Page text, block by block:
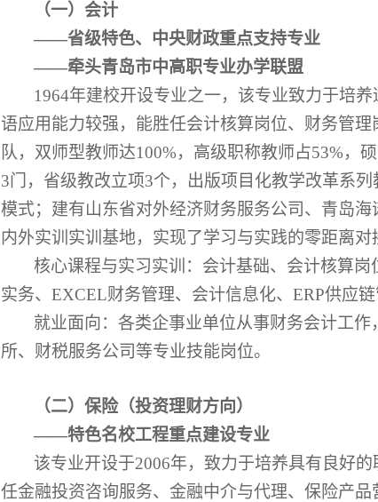
（一）会计
――省级特色、中央财政重点支持专业
――牵头青岛市中高职专业办学联盟
1964年建校开设专业之一，该专业致力于培
语应用能力较强，能胜任会计核算岗位、财务管
队，双师型教师达100%，高级职称教师占53%，
3门，省级教改立项3个，出版项目化教学改革系
模式；建有山东省对外经济财务服务公司、青岛
内外实训实训基地，实现了学习与实践的零距离对
核心课程与实习实训：会计基础、会计核算
实务、 EXCEL财务管理、会计信息化、ERP供应
就业面向： 各类企事业单位从事财务会计工作
所、财税服务公司等专业技能岗位。
（二）保险（投资理财方向）
――特色名校工程重点建设专业
该专业开设于2006年，致力于培养具有良好
任金融投资咨询服务、金融中介与代理、保险产